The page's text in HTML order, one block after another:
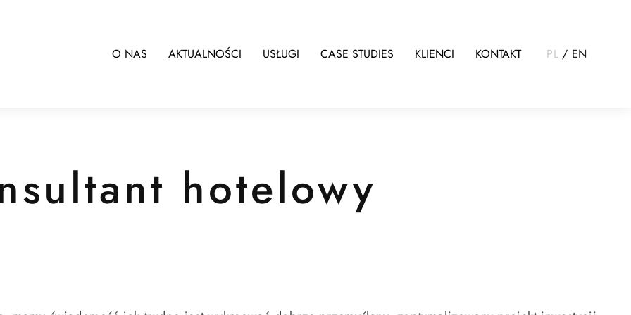
O NAS AKTUALNOŚCI USŁUGI CASE STUDIES KLIENCI KONTAKT PL / EN
hotelowy